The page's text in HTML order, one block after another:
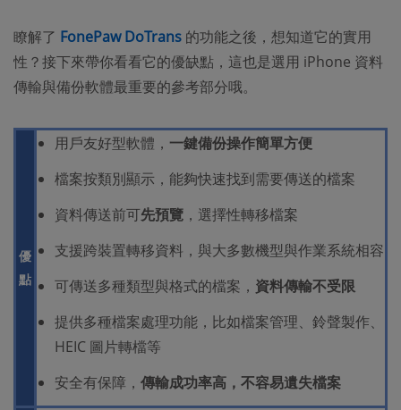
瞭解了 FonePaw DoTrans 的功能之後，想知道它的實用
性？接下來帶你看看它的優缺點，這也是選用 iPhone 資料
傳輸與備份軟體最重要的參考部分哦。
優
點
用戶友好型軟體， 一鍵備份操作簡單方便
檔案按類別顯示，能夠快速找到需要傳送的檔案
資料傳送前可先預覽 ，選擇性轉移檔案
支援跨裝置轉移資料，與大多數機型與作業系統相容
可傳送多種類型與格式的檔案， 資料傳輸不受限
提供多種檔案處理功能，比如檔案管理、鈴聲製作、
HEIC 圖片轉檔等
安全有保障， 傳輸成功率高，不容易遺失檔案